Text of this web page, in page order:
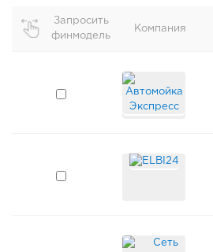
Запросить
финмодель
Компания